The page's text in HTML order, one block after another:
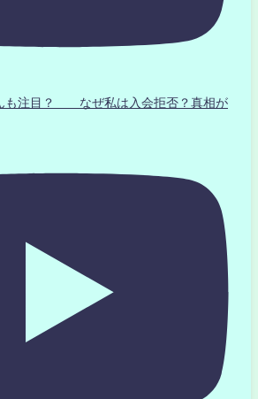
も注目？ なぜ私は入会拒否？真相が